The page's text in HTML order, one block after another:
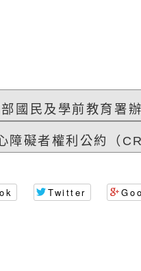
2時至5
教育館（
189號）
515國
談活動」
學年度
班鑑定二
聞處115
聞處115
利部辦理
庭支持服
及效能精
人中華民
「2026
療學會
國民及學前教育署
障礙者權利公約（
Twitter